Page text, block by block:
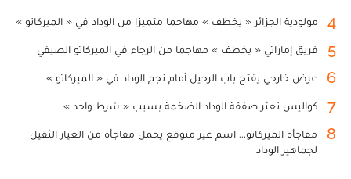
4 مولودية الجزائر « يخطف » مهاجما متميزا من الوداد في « الميركاتو »
5 فريق إماراتي « يخطف » مهاجما من الرجاء في الميركاتو الصيفي
6 عرض خارجي يفتح باب الرحيل أمام نجم الوداد في « الميركاتو »
7 كواليس تعثر صفقة الوداد الضخمة بسبب « شرط واحد »
8
مفاجأة الميركاتو... اسم غير متوقع يحمل مفاجأة من العيار الثقيل
لجماهير الوداد